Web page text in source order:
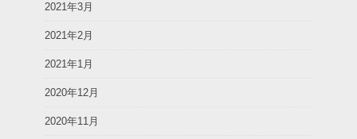
2021年3月
2021年2月
2021年1月
2020年12月
2020年11月